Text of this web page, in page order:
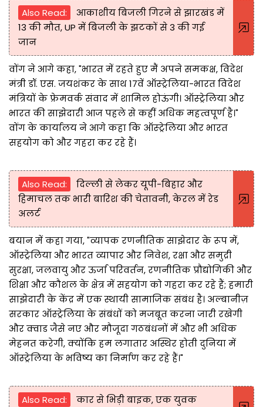
Also Read:
आकाशीय बिजली गिरने से झारखंड में
13 की मौत, UP में बिजली के झटकों से 3 की गई
जान
वोंग ने आगे कहा, "भारत में रहते हुए मैं अपने समकक्ष, विदेश
मंत्री डॉ. एस. जयशंकर के साथ 17वें ऑस्ट्रेलिया-भारत विदेश
मंत्रियों के फ्रेमवर्क संवाद में शामिल होऊंगी। ऑस्ट्रेलिया और
भारत की साझेदारी आज पहले से कहीं अधिक महत्वपूर्ण है।"
वोंग के कार्यालय ने आगे कहा कि ऑस्ट्रेलिया और भारत
सहयोग को और गहरा कर रहे हैं।
Also Read:
दिल्ली से लेकर यूपी-बिहार और
हिमाचल तक भारी बारिश की चेतावनी, केरल में रेड
अलर्ट
बयान में कहा गया, "व्यापक रणनीतिक साझेदार के रूप में,
ऑस्ट्रेलिया और भारत व्यापार और निवेश, रक्षा और समुद्री
सुरक्षा, जलवायु और ऊर्जा परिवर्तन, रणनीतिक प्रौद्योगिकी और
शिक्षा और कौशल के क्षेत्र में सहयोग को गहरा कर रहे हैं; हमारी
साझेदारी के केंद्र में एक स्थायी सामाजिक संबंध है। अल्बानीज़
सरकार ऑस्ट्रेलिया के संबंधों को मजबूत करना जारी रखेगी
और क्वाड जैसे नए और मौजूदा गठबंधनों में और भी अधिक
मेहनत करेगी, क्योंकि हम लगातार अस्थिर होती दुनिया में
ऑस्ट्रेलिया के भविष्य का निर्माण कर रहे हैं।"
Also Read:
कार से भिड़ी बाइक, एक युवक